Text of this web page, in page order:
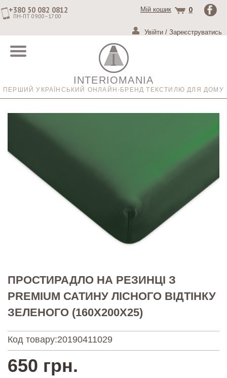
+380 50 082 0812
ПН-ПТ 09:00–17:00
Мій кошик 0
Увійти / Зареєструватись
INTERIOMANIA
ПЕРШИЙ УКРАЇНСЬКИЙ ОНЛАЙН-БРЕНД ТЕКСТИЛЮ ДЛЯ ДОМУ
ПРОСТИРАДЛО НА РЕЗИНЦІ З
PREMIUM САТИНУ ЛІСНОГО ВІДТІНКУ
ЗЕЛЕНОГО (160Х200Х25)
Код товару:20190411029
650 грн.